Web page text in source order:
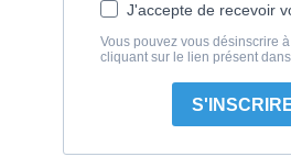
J'accepte de recevoir
Vous pouvez vous désinscrire
cliquant sur le lien présent